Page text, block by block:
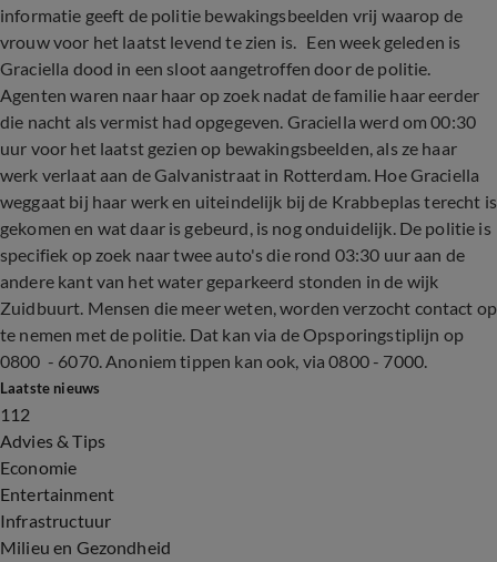
informatie geeft de politie bewakingsbeelden vrij waarop de
vrouw voor het laatst levend te zien is. Een week geleden is
Graciella dood in een sloot aangetroffen door de politie.
Agenten waren naar haar op zoek nadat de familie haar eerder
die nacht als vermist had opgegeven. Graciella werd om 00:30
uur voor het laatst gezien op bewakingsbeelden, als ze haar
werk verlaat aan de Galvanistraat in Rotterdam. Hoe Graciella
weggaat bij haar werk en uiteindelijk bij de Krabbeplas terecht is
gekomen en wat daar is gebeurd, is nog onduidelijk. De politie is
specifiek op zoek naar twee auto's die rond 03:30 uur aan de
andere kant van het water geparkeerd stonden in de wijk
Zuidbuurt. Mensen die meer weten, worden verzocht contact op
te nemen met de politie. Dat kan via de Opsporingstiplijn op
0800 - 6070. Anoniem tippen kan ook, via 0800 - 7000.
Laatste nieuws
112
Advies & Tips
Economie
Entertainment
Infrastructuur
Milieu en Gezondheid